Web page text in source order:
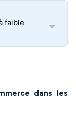
faible
dans les